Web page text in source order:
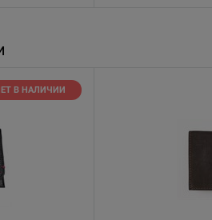
В НАЛИЧИИ